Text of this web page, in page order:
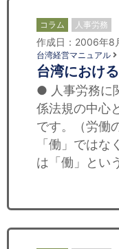
コラム 人事労務
作成日：2006年8
台湾経営マニュアル
台湾におけ
● 人事労務に
係法規の中心
です。（労働
「働」では
は「働」とい